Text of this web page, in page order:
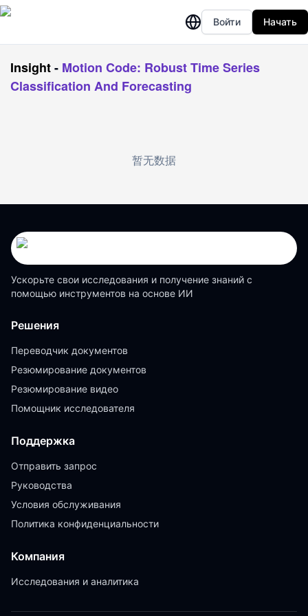
Войти Начать
Insight- Motion Code: Robust Time Series
Classification And Forecasting
暂无数据
Ускорьте свои исследования и получение знаний с
помощью инструментов на основе ИИ
Решения
Переводчик документов
Резюмирование документов
Резюмирование видео
Помощник исследователя
Поддержка
Отправить запрос
Руководства
Условия обслуживания
Политика конфиденциальности
Компания
Исследования и аналитика